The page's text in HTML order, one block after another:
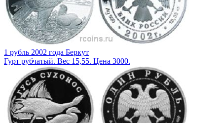
1 рубль 2002 года Беркут
Гурт рубчатый. Вес 15,55. Цена 3000.